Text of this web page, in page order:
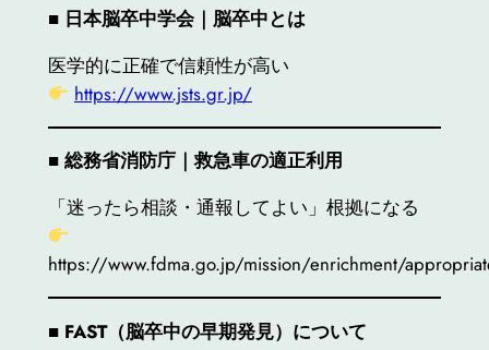
■ 日本脳卒中学会｜脳卒中とは
医学的に正確で信頼性が高い
https://www.jsts.gr.jp/
■ 総務省消防庁｜救急車の適正利用
「迷ったら相談・通報してよい」根拠になる
https://www.fdma.go.jp/mission/enrichment/
■ FAST（脳卒中の早期発見）について